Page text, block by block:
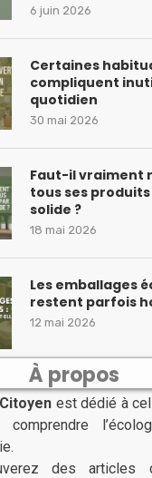
6 juin 2026
Certaines
compliquent
quotidien
30 mai 2026
Faut-il vraiment
tous ses
solide ?
18 mai 2026
Les emballages
restent parfois
12 mai 2026
À propos
est dédié à
comprendre
des articles